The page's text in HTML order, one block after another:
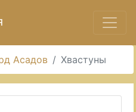
Асадов Хвастуны